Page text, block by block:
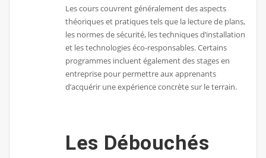
Les cours couvrent généralement des aspects
théoriques et pratiques tels que la lecture de plans,
les normes de sécurité, les techniques d’installation
et les technologies éco-responsables. Certains
programmes incluent également des stages en
entreprise pour permettre aux apprenants
d’acquérir une expérience concrète sur le terrain.
Les Débouchés